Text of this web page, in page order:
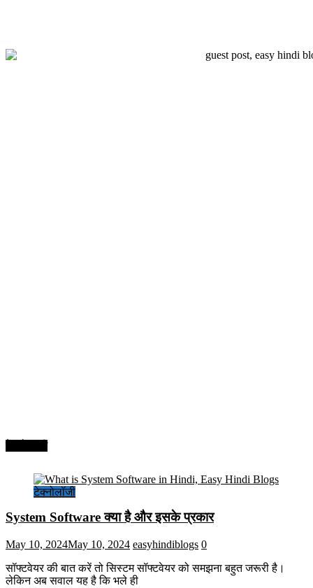
टेक्नोलॉजी
System Software क्या है और इसके प्रकार
May 10, 2024May 10, 2024 easyhindiblogs 0
सॉफ्टवेयर की बात करें तो सिस्टम सॉफ्टवेयर को समझना बहुत जरूरी है।
लेकिन अब सवाल यह है कि भले ही